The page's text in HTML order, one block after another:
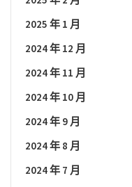
2025 年 1 月
2024 年 12 月
2024 年 11 月
2024 年 10 月
2024 年 9 月
2024 年 8 月
2024 年 7 月